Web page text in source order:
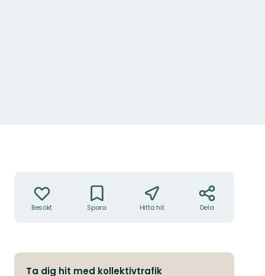
Besökt Spara Hitta hit Dela
Ta dig hit med kollektivtrafik